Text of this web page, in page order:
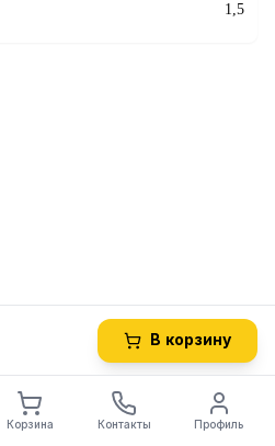
1,5
В корзину
Корзина Контакты Профиль